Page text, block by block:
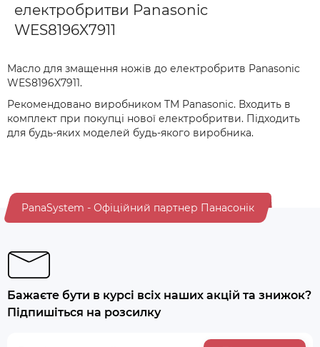
електробритви Panasonic
WES8196X7911
Масло для змащення ножів до електробритв Panasonic
WES8196X7911.
Рекомендовано виробником TM Panasonic. Входить в
комплект при покупці нової електробритви. Підходить
для будь-яких моделей будь-якого виробника.
PanaSystem - Офіційний партнер Панасонік
Бажаєте бути в курсі всіх наших акцій та знижок?
Підпишіться на розсилку